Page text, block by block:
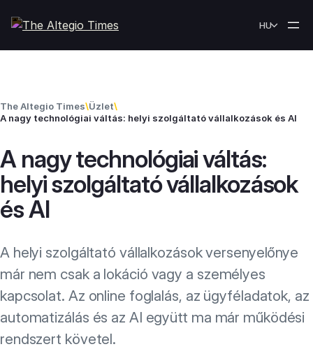
HU
The Altegio Times\Üzlet\
A nagy technológiai váltás: helyi szolgáltató vállalkozások és AI
A nagy technológiai váltás:
helyi szolgáltató vállalkozások
és AI
A helyi szolgáltató vállalkozások versenyelőnye
már nem csak a lokáció vagy a személyes
kapcsolat. Az online foglalás, az ügyféladatok, az
automatizálás és az AI együtt ma már működési
rendszert követel.